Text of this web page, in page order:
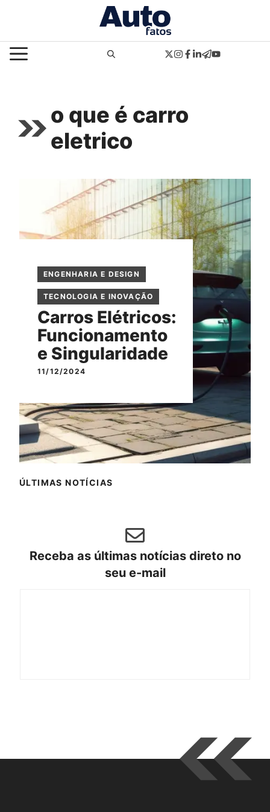
o
conteúdoMENU
o que é carro
eletrico
ENGENHARIA E DESIGN
TECNOLOGIA E INOVAÇÃO
Carros Elétricos:
Funcionamento
e Singularidade
11/12/2024
ÚLTIMAS NOTÍCIAS
Receba as últimas notícias direto no
seu e-mail